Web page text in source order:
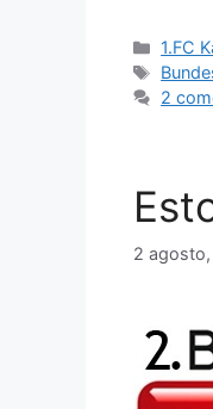
1.FC
2
2